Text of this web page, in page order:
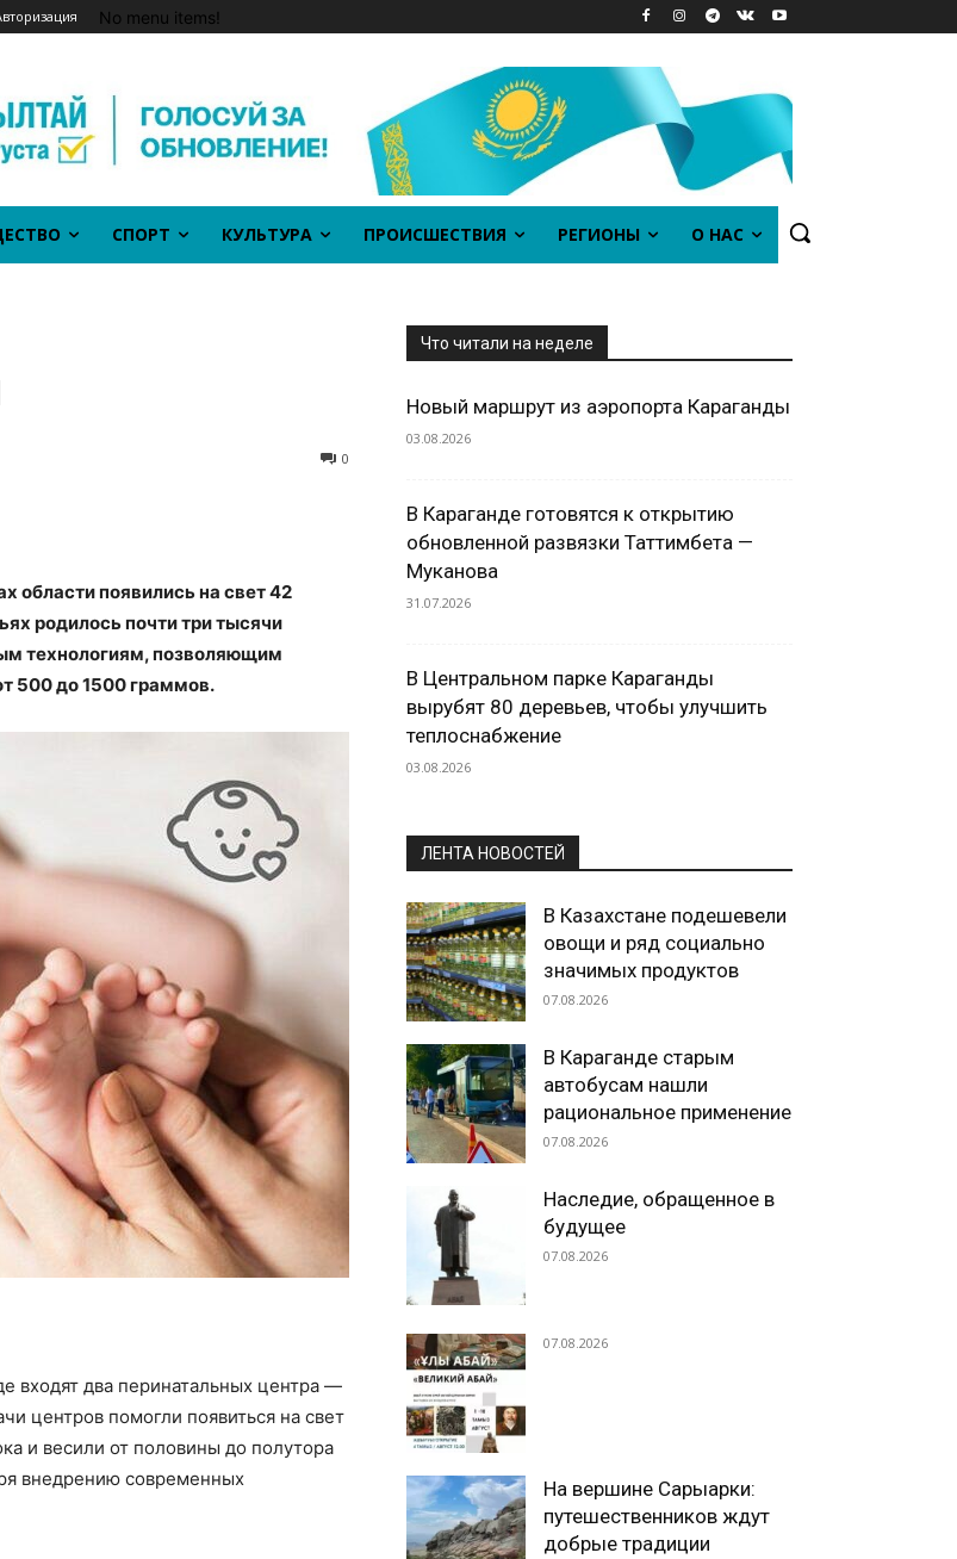
No menu items!
СПОРТ КУЛЬТУРА ПРОИСШЕСТВИЯ РЕГИОНЫ О НАС
0
области появились на свет 42
родилось почти три тысячи
технологиям, позволяющим
500 до 1500 граммов.
входят два перинатальных центра —
центров помогли появиться на свет
и весили от половины до полутора
внедрению современных
Что читали на неделе
Новый маршрут из аэропорта Караганды
03.08.2026
В Караганде готовятся к открытию
обновленной развязки Таттимбета —
Муканова
31.07.2026
В Центральном парке Караганды
вырубят 80 деревьев, чтобы улучшить
теплоснабжение
03.08.2026
ЛЕНТА НОВОСТЕЙ
В Казахстане подешевели
овощи и ряд социально
значимых продуктов
07.08.2026
В Караганде старым
автобусам нашли
рациональное применение
07.08.2026
Наследие, обращенное в
будущее
07.08.2026
07.08.2026
На вершине Сарыарки:
путешественников ждут
добрые традиции